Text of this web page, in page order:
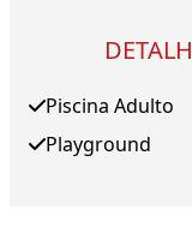
Piscina Adulto
Playground